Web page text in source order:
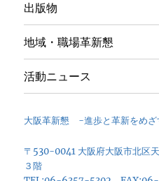
出版物
地域・職場革新懇
活動ニュース
大阪革新懇 -進歩と革新をめざ
〒530-0041 大阪府大阪市北区
３階